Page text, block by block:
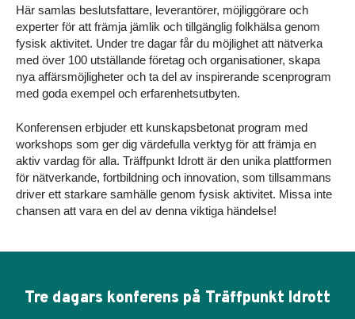
Här samlas beslutsfattare, leverantörer, möjliggörare och
experter för att främja jämlik och tillgänglig folkhälsa genom
fysisk aktivitet. Under tre dagar får du möjlighet att nätverka
med över 100 utställande företag och organisationer, skapa
nya affärsmöjligheter och ta del av inspirerande scenprogram
med goda exempel och erfarenhetsutbyten.
Konferensen erbjuder ett kunskapsbetonat program med
workshops som ger dig värdefulla verktyg för att främja en
aktiv vardag för alla. Träffpunkt Idrott är den unika plattformen
för nätverkande, fortbildning och innovation, som tillsammans
driver ett starkare samhälle genom fysisk aktivitet. Missa inte
chansen att vara en del av denna viktiga händelse!
Tre dagars konferens på Träffpunkt Idrott